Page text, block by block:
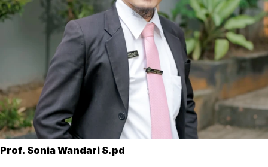
Prof. Sonia Wandari S.pd